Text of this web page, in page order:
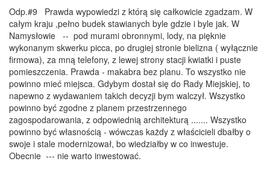
Odp.#9 Prawda wypowiedzi z którą się całkowicie zgadzam. W
całym kraju ,pełno budek stawianych byle gdzie i byle jak. W
Namysłowie -- pod murami obronnymi, lody, na pięknie
wykonanym skwerku picca, po drugiej stronie bielizna ( wyłącznie
firmowa), za mną telefony, z lewej strony stacji kwiatki i puste
pomieszczenia. Prawda - makabra bez planu. To wszystko nie
powinno mieć miejsca. Gdybym dostał się do Rady Miejskiej, to
napewno z wydawaniem takich decyzji bym walczył. Wszystko
powinno być zgodne z planem przestrzennego
zagospodarowania, z odpowiednią architekturą ....... Wszystko
powinno być własnością - wówczas każdy z właścicieli dbałby o
swoje i stale modernizował, bo wiedziałby w co inwestuje.
Obecnie --- nie warto inwestować.